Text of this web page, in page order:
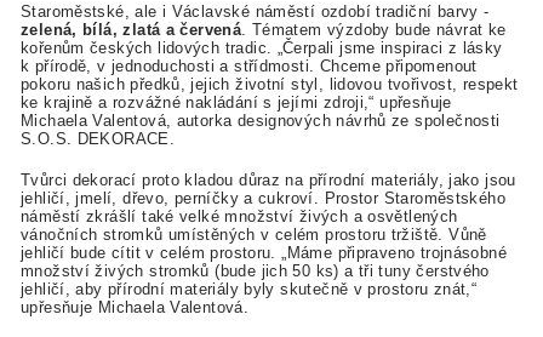
Staroměstské, ale i Václavské náměstí ozdobí tradiční barvy -
zelená, bílá, zlatá a červená . Tématem výzdoby bude návrat ke
kořenům českých lidových tradic. „Čerpali jsme inspiraci z lásky
k přírodě, v jednoduchosti a střídmosti. Chceme připomenout
pokoru našich předků, jejich životní styl, lidovou tvořivost, respekt
ke krajině a rozvážné nakládání s jejími zdroji,“ upřesňuje
Michaela Valentová, autorka designových návrhů ze společnosti
S.O.S. DEKORACE.
Tvůrci dekorací proto kladou důraz na přírodní materiály, jako jsou
jehličí, jmelí, dřevo, perníčky a cukroví. Prostor Staroměstského
náměstí zkrášlí také velké množství živých a osvětlených
vánočních stromků umístěných v celém prostoru tržiště. Vůně
jehličí bude cítit v celém prostoru. „Máme připraveno trojnásobné
množství živých stromků (bude jich 50 ks) a tři tuny čerstvého
jehličí, aby přírodní materiály byly skutečně v prostoru znát,“
upřesňuje Michaela Valentová.